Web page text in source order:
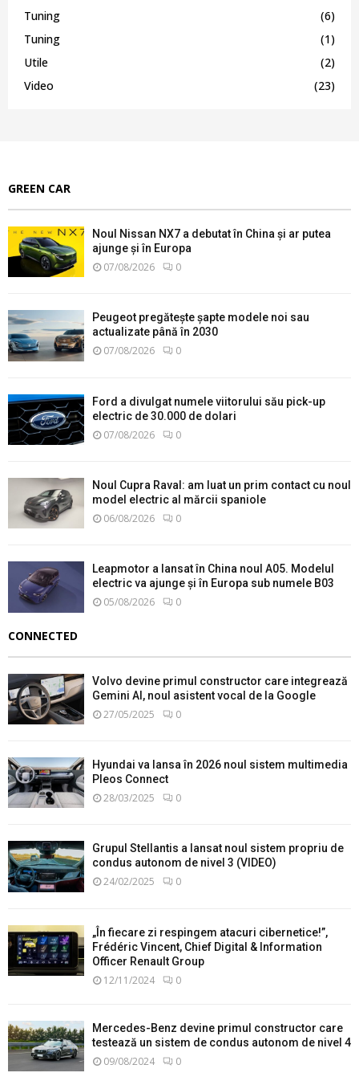
Tuning
(6)
Tuning
(1)
Utile
(2)
Video
(23)
GREEN CAR
Noul Nissan NX7 a debutat în China și ar putea
ajunge și în Europa
07/08/2026 0
Peugeot pregătește șapte modele noi sau
actualizate până în 2030
07/08/2026 0
Ford a divulgat numele viitorului său pick-up
electric de 30.000 de dolari
07/08/2026 0
Noul Cupra Raval: am luat un prim contact cu noul
model electric al mărcii spaniole
06/08/2026 0
Leapmotor a lansat în China noul A05. Modelul
electric va ajunge și în Europa sub numele B03
05/08/2026 0
CONNECTED
Volvo devine primul constructor care integrează
Gemini AI, noul asistent vocal de la Google
27/05/2025 0
Hyundai va lansa în 2026 noul sistem multimedia
Pleos Connect
28/03/2025 0
Grupul Stellantis a lansat noul sistem propriu de
condus autonom de nivel 3 (VIDEO)
24/02/2025 0
„În fiecare zi respingem atacuri cibernetice!”,
Frédéric Vincent, Chief Digital & Information
Officer Renault Group
12/11/2024 0
Mercedes-Benz devine primul constructor care
testează un sistem de condus autonom de nivel 4
09/08/2024 0